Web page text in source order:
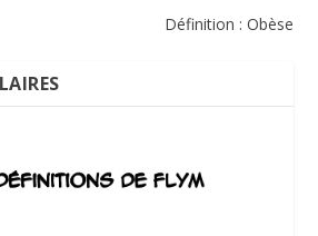
Définition : Obèse